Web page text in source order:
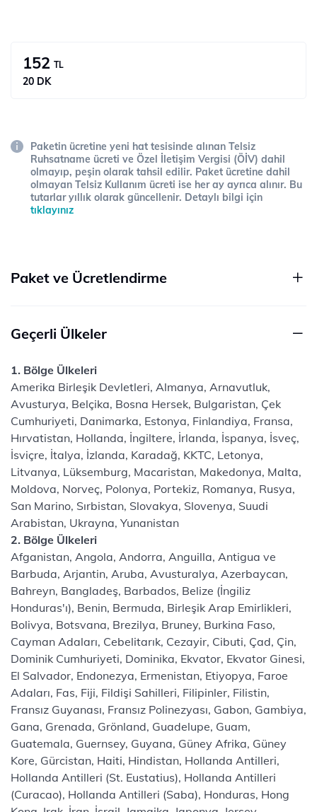
152 TL
20 DK
Paketin ücretine yeni hat tesisinde alınan Telsiz
Ruhsatname ücreti ve Özel İletişim Vergisi (ÖİV) dahil
olmayıp, peşin olarak tahsil edilir. Paket ücretine dahil
olmayan Telsiz Kullanım ücreti ise her ay ayrıca alınır. Bu
tutarlar yıllık olarak güncellenir. Detaylı bilgi için
tıklayınız
Paket ve Ücretlendirme
Geçerli Ülkeler
1. Bölge Ülkeleri
Amerika Birleşik Devletleri, Almanya, Arnavutluk,
Avusturya, Belçika, Bosna Hersek, Bulgaristan, Çek
Cumhuriyeti, Danimarka, Estonya, Finlandiya, Fransa,
Hırvatistan, Hollanda, İngiltere, İrlanda, İspanya, İsveç,
İsviçre, İtalya, İzlanda, Karadağ, KKTC, Letonya,
Litvanya, Lüksemburg, Macaristan, Makedonya, Malta,
Moldova, Norveç, Polonya, Portekiz, Romanya, Rusya,
San Marino, Sırbistan, Slovakya, Slovenya, Suudi
Arabistan, Ukrayna, Yunanistan
2. Bölge Ülkeleri
Afganistan, Angola, Andorra, Anguilla, Antigua ve
Barbuda, Arjantin, Aruba, Avusturalya, Azerbaycan,
Bahreyn, Bangladeş, Barbados, Belize (İngiliz
Honduras'ı), Benin, Bermuda, Birleşik Arap Emirlikleri,
Bolivya, Botsvana, Brezilya, Bruney, Burkina Faso,
Cayman Adaları, Cebelitarık, Cezayir, Cibuti, Çad, Çin,
Dominik Cumhuriyeti, Dominika, Ekvator, Ekvator Ginesi,
El Salvador, Endonezya, Ermenistan, Etiyopya, Faroe
Adaları, Fas, Fiji, Fildişi Sahilleri, Filipinler, Filistin,
Fransız Guyanası, Fransız Polinezyası, Gabon, Gambiya,
Gana, Grenada, Grönland, Guadelupe, Guam,
Guatemala, Guernsey, Guyana, Güney Afrika, Güney
Kore, Gürcistan, Haiti, Hindistan, Hollanda Antilleri,
Hollanda Antilleri (St. Eustatius), Hollanda Antilleri
(Curacao), Hollanda Antilleri (Saba), Honduras, Hong